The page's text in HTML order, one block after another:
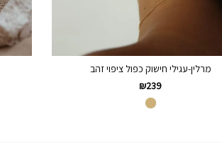
מרלין-עגילי חישוק כפול ציפוי זהב
₪239